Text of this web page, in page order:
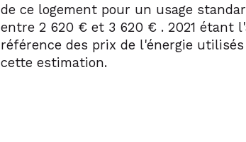
de ce logement pour un usage
entre 2 620 € et 3 620 € . 2021 étant
référence des prix de l'énergie
cette estimation.